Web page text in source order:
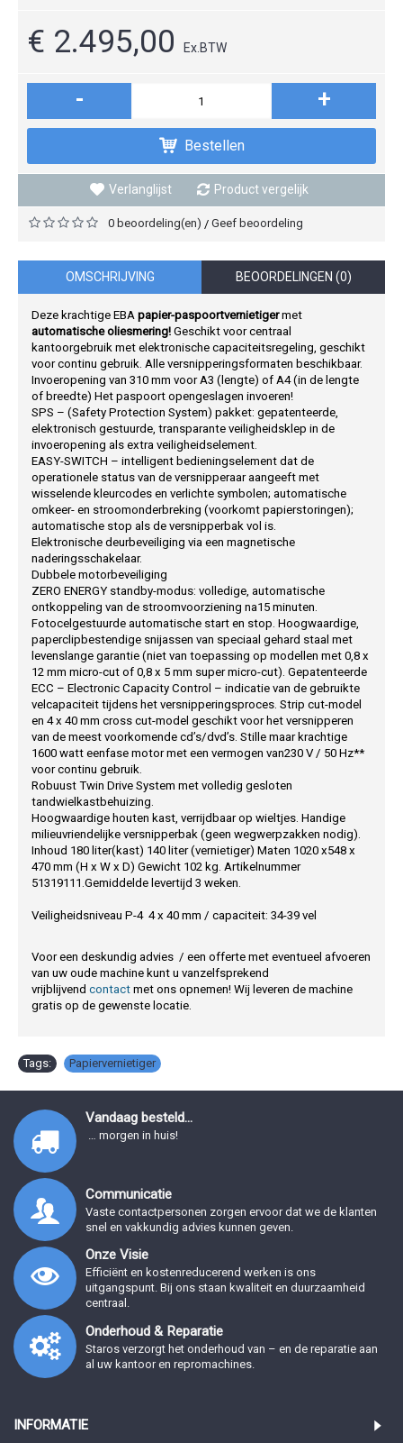
€ 2.495,00 Ex.BTW
- +
Bestellen
Verlanglijst Product vergelijk
0 beoordeling(en) / Geef beoordeling
OMSCHRIJVING BEOORDELINGEN (0)
Deze krachtige EBA papier-paspoortvernietigermet
automatische oliesmering! Geschikt voor centraal
kantoorgebruik met elektronische capaciteitsregeling, geschikt
voor continu gebruik. Alle versnipperingsformaten beschikbaar.
Invoeropening van 310 mm voor A3 (lengte) of A4 (in de lengte
of breedte) Het paspoort opengeslagen invoeren!
SPS – (Safety Protection System) pakket: gepatenteerde,
elektronisch gestuurde, transparante veiligheidsklep in de
invoeropening als extra veiligheidselement.
EASY-SWITCH – intelligent bedieningselement dat de
operationele status van de versnipperaar aangeeft met
wisselende kleurcodes en verlichte symbolen; automatische
omkeer- en stroomonderbreking (voorkomt papierstoringen);
automatische stop als de versnipperbak vol is.
Elektronische deurbeveiliging via een magnetische
naderingsschakelaar.
Dubbele motorbeveiliging
ZERO ENERGY standby-modus: volledige, automatische
ontkoppeling van de stroomvoorziening na15 minuten.
Fotocelgestuurde automatische start en stop. Hoogwaardige,
paperclipbestendige snijassen van speciaal gehard staal met
levenslange garantie (niet van toepassing op modellen met 0,8 x
12 mm micro-cut of 0,8 x 5 mm super micro-cut). Gepatenteerde
ECC – Electronic Capacity Control – indicatie van de gebruikte
velcapaciteit tijdens het versnipperingsproces. Strip cut-model
en 4 x 40 mm cross cut-model geschikt voor het versnipperen
van de meest voorkomende cd’s/dvd’s. Stille maar krachtige
1600 watt eenfase motor met een vermogen van230 V / 50 Hz**
voor continu gebruik.
Robuust Twin Drive System met volledig gesloten
tandwielkastbehuizing.
Hoogwaardige houten kast, verrijdbaar op wieltjes. Handige
milieuvriendelijke versnipperbak (geen wegwerpzakken nodig).
Inhoud 180 liter(kast) 140 liter (vernietiger) Maten 1020 x548 x
470 mm (H x W x D) Gewicht 102 kg. Artikelnummer
51319111.Gemiddelde levertijd 3 weken.
Veiligheidsniveau P-4 4 x 40 mm / capaciteit: 34-39 vel
Voor een deskundig advies / een offerte met eventueel afvoeren
van uw oude machine kunt u vanzelfsprekend
vrijblijvend contact met ons opnemen! Wij leveren de machine
gratis op de gewenste locatie.
Tags: Papiervernietiger
Vandaag besteld...
… morgen in huis!
Communicatie
Vaste contactpersonen zorgen ervoor dat we de klanten
snel en vakkundig advies kunnen geven.
Onze Visie
Efficiënt en kostenreducerend werken is ons
uitgangspunt. Bij ons staan kwaliteit en duurzaamheid
centraal.
Onderhoud & Reparatie
Staros verzorgt het onderhoud van – en de reparatie aan
al uw kantoor en repromachines.
INFORMATIE